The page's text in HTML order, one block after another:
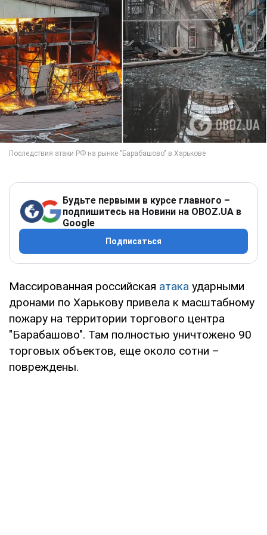
Будьте первыми в курсе главного –
подпишитесь на Новини на OBOZ.UA в
Google
Подписаться
Массированная российская атака ударными
дронами по Харькову привела к масштабному
пожару на территории торгового центра
"Барабашово". Там полностью уничтожено 90
торговых объектов, еще около сотни –
повреждены.